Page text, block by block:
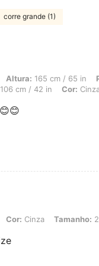
corre grande (1)
165 cm / 65 in, Peso: 105
Altura: 165 cm / 65 in
106 cm / 42 in Cor:
Tamanho: 2XL
Cor: Cinza Tamanho: